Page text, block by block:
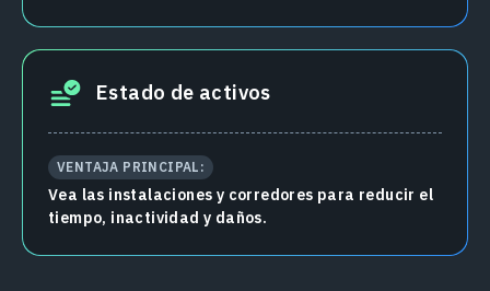
Estado de activos
VENTAJA PRINCIPAL:
Vea las instalaciones y corredores para reducir el
tiempo, inactividad y daños.